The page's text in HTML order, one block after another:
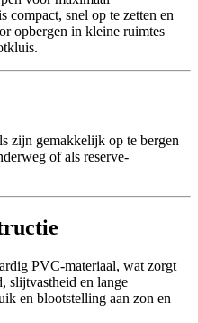
snel op te zetten en
opbergen in kleine ruimtes
zijn gemakkelijk op te bergen
of als reserve-
PVC-materiaal, wat zorgt
slijtvastheid en lange
en blootstelling aan zon en